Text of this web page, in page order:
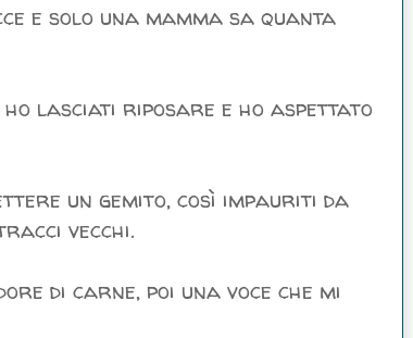
e solo una mamma sa quanta
lasciati riposare e ho aspettato
un gemito, così impauriti da
vecchi.
di carne, poi una voce che mi